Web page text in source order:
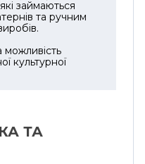
просто комплект
створений для
вечорів і
збереження
займаються
та ручним
культурної
ТА